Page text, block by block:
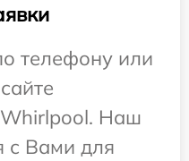
телефону или
Whirlpool. Наш
с Вами для